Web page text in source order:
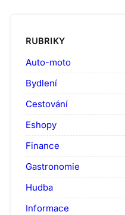
RUBRIKY
Auto-moto
Bydlení
Cestování
Eshopy
Finance
Gastronomie
Hudba
Informace